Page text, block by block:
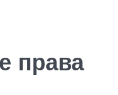
права